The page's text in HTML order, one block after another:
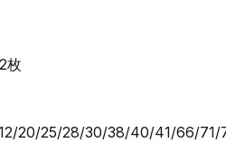
枚
20/25/28/30/38/40/41/66/